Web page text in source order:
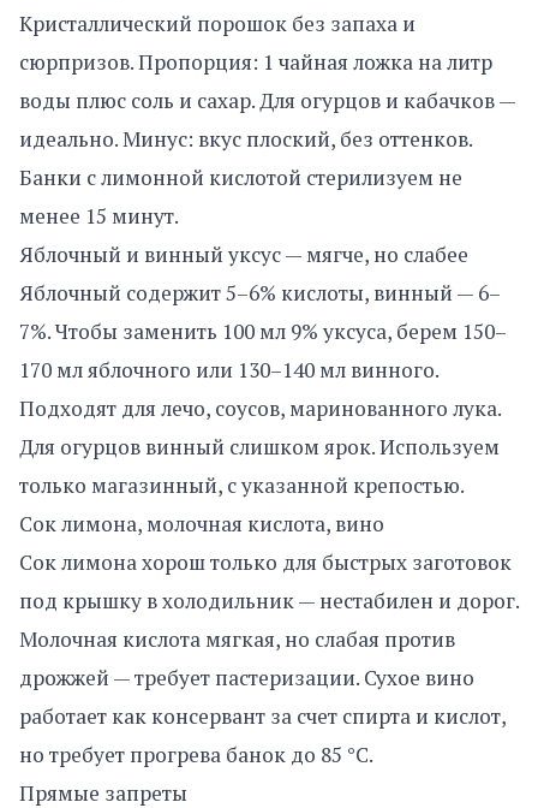
Кристаллический порошок без запаха и
сюрпризов. Пропорция: 1 чайная ложка на литр
воды плюс соль и сахар. Для огурцов и кабачков —
идеально. Минус: вкус плоский, без оттенков.
Банки с лимонной кислотой стерилизуем не
менее 15 минут.
Яблочный и винный уксус — мягче, но слабее
Яблочный содержит 5–6% кислоты, винный — 6–
7%. Чтобы заменить 100 мл 9% уксуса, берем 150–
170 мл яблочного или 130–140 мл винного.
Подходят для лечо, соусов, маринованного лука.
Для огурцов винный слишком ярок. Используем
только магазинный, с указанной крепостью.
Сок лимона, молочная кислота, вино
Сок лимона хорош только для быстрых заготовок
под крышку в холодильник — нестабилен и дорог.
Молочная кислота мягкая, но слабая против
дрожжей — требует пастеризации. Сухое вино
работает как консервант за счет спирта и кислот,
но требует прогрева банок до 85 °C.
Прямые запреты